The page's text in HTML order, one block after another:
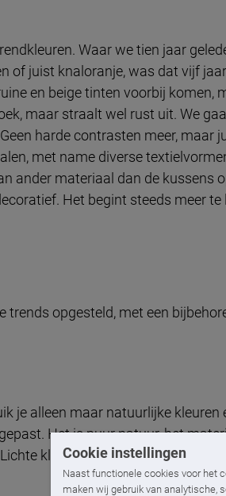
Cookie instellingen
Naast functionele cookies voor het
maken wij gebruik van analytische,
Waar we tien jaar
of juist knaloranje, was dat vijf
en beige tinten voorbij komen,
maar straalt wel rust uit. We
harde contrasten meer, maar
met name diverse
ander materiaal dan de kussens
Het begint steeds meer
trends opgesteld, met een
je alleen maar natuurlijke
Het is puur natuur, het
kleuren staan centraal. Hier